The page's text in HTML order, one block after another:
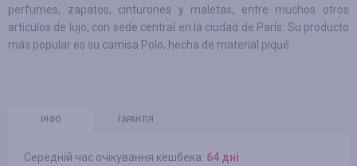
perfumes, zapatos, cinturones y maletas, entre muchos otros
artículos de lujo, con sede central en la ciudad de París. Su producto
más popular es su camisa Polo, hecha de material piqué
ІНФО ГАРАНТІЯ
Середній час очікування кешбека: 64 днi